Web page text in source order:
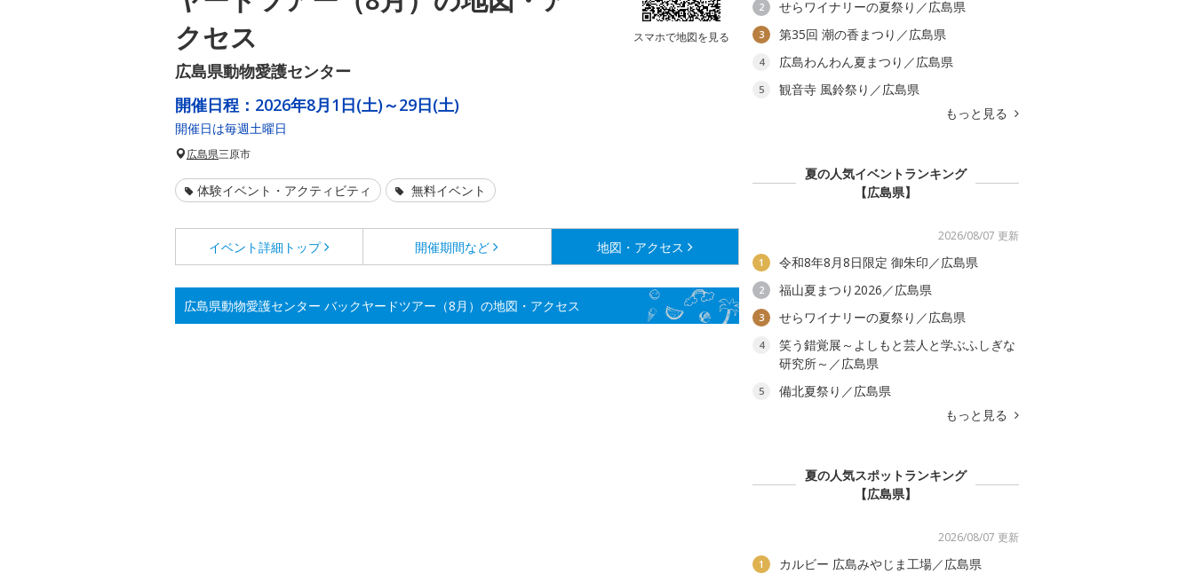
クセス
広島県動物愛護センター
スマホで地図を見る
開催日程： 2026年8月1日(土)～29日(土)
開催日は毎週土曜日
広島県三原市
体験イベント・アクティビティ 無料イベント
イベント詳細 トップ 開催期間など 地図・アクセス
広島県動物愛護センター バックヤードツアー（8月）の地図・アクセス
2 せらワイナリーの夏祭り／広島県
3 第35回 潮の香まつり／広島県
4 広島わんわん夏まつり／広島県
5
観音寺 風鈴祭り／広島県
もっと見る
夏の人気イベントランキング
【広島県】
2026/08/07 更新
1 令和8年8月8日限定 御朱印／広島県
2 福山夏まつり2026／広島県
3 せらワイナリーの夏祭り／広島県
4
笑う錯覚展～よしもと芸人と学ぶふしぎな
研究所～／広島県
5
備北夏祭り／広島県
もっと見る
夏の人気スポットランキング
【広島県】
2026/08/07 更新
1 カルビー 広島みやじま工場／広島県